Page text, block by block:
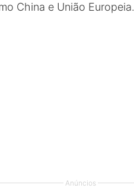
China e União Europeia.
Anúncios